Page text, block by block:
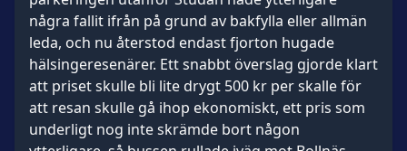
några fallit ifrån på grund av bakfylla eller allmän
leda, och nu återstod endast fjorton hugade
hälsingeresenärer. Ett snabbt överslag gjorde klart
att priset skulle bli lite drygt 500 kr per skalle för
att resan skulle gå ihop ekonomiskt, ett pris som
underligt nog inte skrämde bort någon